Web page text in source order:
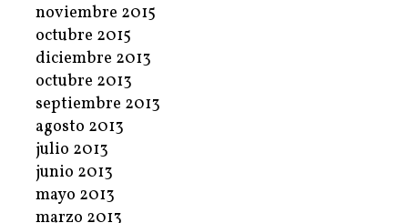
noviembre 2015
octubre 2015
diciembre 2013
octubre 2013
septiembre 2013
agosto 2013
julio 2013
junio 2013
mayo 2013
marzo 2013